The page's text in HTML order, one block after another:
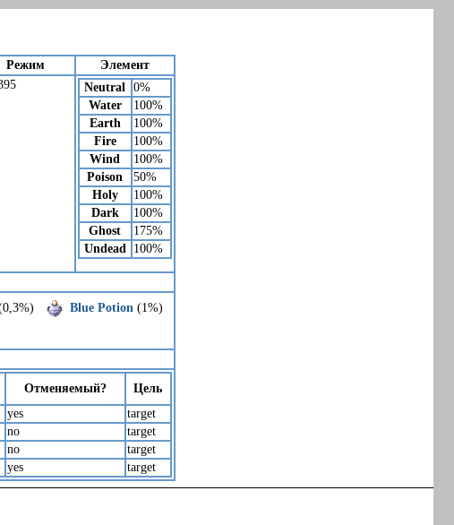
Режим
Элемент
Neutral
0%
Water
100%
Earth
100%
Fire
100%
Wind
100%
Poison
50%
Holy
100%
Dark
100%
Ghost
175%
Undead
100%
Blue Potion (1%)
Отменяемый?
Цель
yes
target
no
target
no
target
yes target